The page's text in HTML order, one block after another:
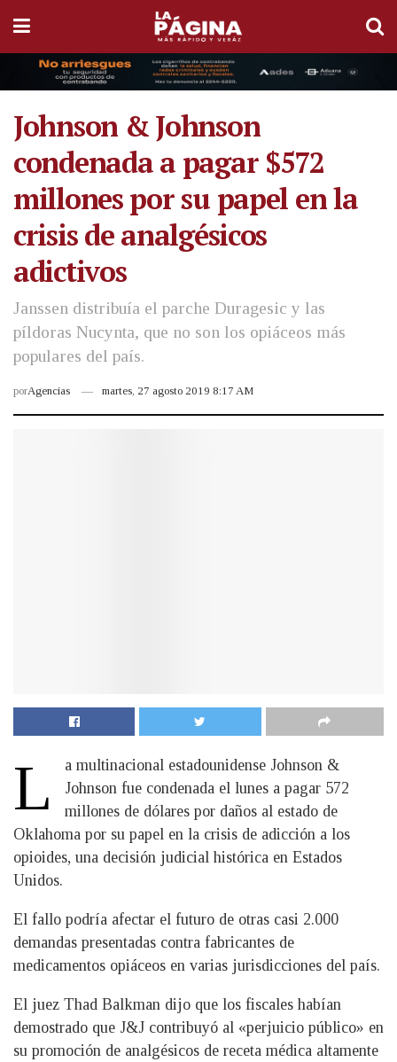
Johnson & Johnson
condenada a pagar $572
millones por su papel en la
crisis de analgésicos
adictivos
Janssen distribuía el parche Duragesic y las
píldoras Nucynta, que no son los opiáceos más
populares del país.
porAgencias martes, 27 agosto 2019 8:17 AM
L
a multinacional estadounidense Johnson &
Johnson fue condenada el lunes a pagar 572
millones de dólares por daños al estado de
Oklahoma por su papel en la crisis de adicción a los
opioides, una decisión judicial histórica en Estados
Unidos.
El fallo podría afectar el futuro de otras casi 2.000
demandas presentadas contra fabricantes de
medicamentos opiáceos en varias jurisdicciones del país.
El juez Thad Balkman dijo que los fiscales habían
demostrado que J&J contribuyó al «perjuicio público» en
su promoción de analgésicos de receta médica altamente